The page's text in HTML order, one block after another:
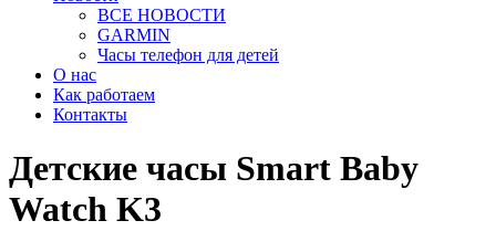
ВСЕ НОВОСТИ
GARMIN
Часы телефон для детей
О нас
Как работаем
Контакты
Детские часы Smart Baby
Watch K3